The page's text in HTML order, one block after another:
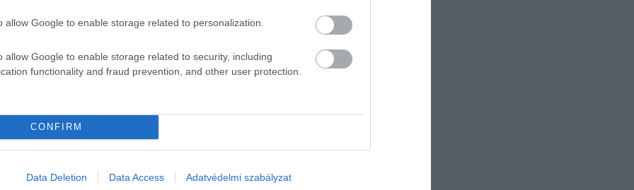
allow Google to enable storage related to personalization.
allow Google to enable storage related to security, including
functionality and fraud prevention, and other user protection.
CONFIRM
Data Deletion Data Access Adatvédelmi szabályzat